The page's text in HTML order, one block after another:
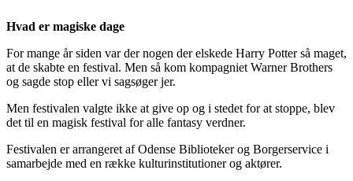
Hvad er magiske dage
For mange år siden var der nogen der elskede Harry Potter så maget,
at de skabte en festival. Men så kom kompagniet Warner Brothers
og sagde stop eller vi sagsøger jer.
Men festivalen valgte ikke at give op og i stedet for at stoppe, blev
det til en magisk festival for alle fantasy verdner.
Festivalen er arrangeret af Odense Biblioteker og Borgerservice i
samarbejde med en række kulturinstitutioner og aktører.